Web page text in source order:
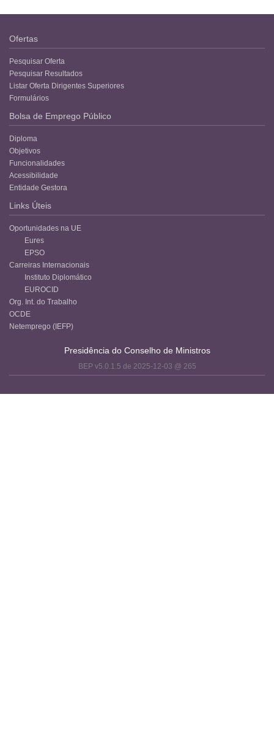
Ofertas
Pesquisar Oferta
Pesquisar Resultados
Listar Oferta Dirigentes Superiores
Formulários
Bolsa de Emprego Público
Diploma
Objetivos
Funcionalidades
Acessibilidade
Entidade Gestora
Links Úteis
Oportunidades na UE
Eures
EPSO
Carreiras Internacionais
Instituto Diplomático
EUROCID
Org. Int. do Trabalho
OCDE
Netemprego (IEFP)
Presidência do Conselho de Ministros
BEP v5.0.1.5 de 2025-12-03 @ 265